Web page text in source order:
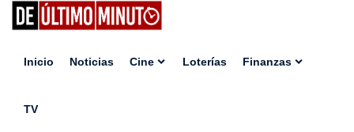
Inicio Noticias Cine Loterías Finanzas
TV